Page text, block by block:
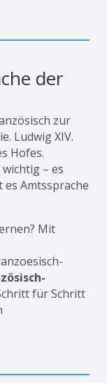
der
zur
Ludwig XIV.
Hofes.
– es
Amtssprache
Mit
für Schritt